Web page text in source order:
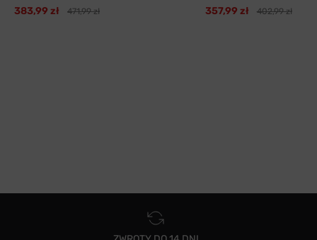
383,99 zł 471,99 zł 357,99 zł 402,99 zł